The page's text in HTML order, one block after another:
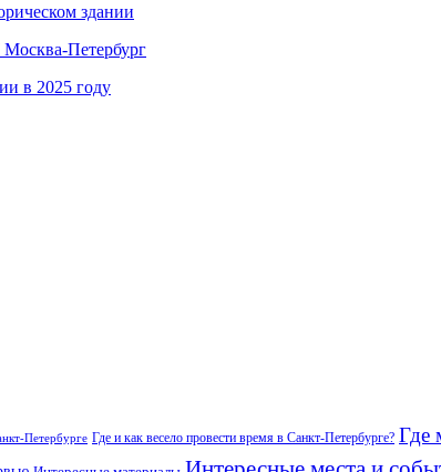
здании
Петербург
в 2025 году
Петербурге Где и как весело провести время в Санкт-Петербурге? Где